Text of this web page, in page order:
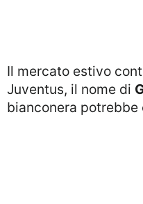
Il mercato estivo continua a essere il terreno su cui si misurano ambizioni sportive e necessità economiche. In casa
Juventus, il nome di
bianconera